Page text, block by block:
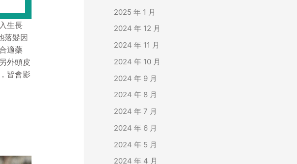
生長
落髮因
適藥
外頭皮
皆會影
2025 年 1 月
2024 年 12 月
2024 年 11 月
2024 年 10 月
2024 年 9 月
2024 年 8 月
2024 年 7 月
2024 年 6 月
2024 年 5 月
2024 年 4 月